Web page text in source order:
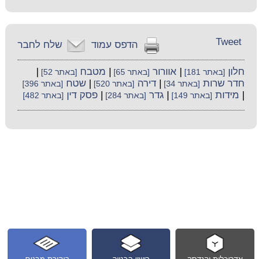
שלח לחבר הדפס עמוד Tweet
חלון [באתר 181] |אוורור [באתר 65] מטבח [באתר 52]
חדר שרות [באתר 34] |דירה [באתר 520] |שטח [באתר 396]
מידות [באתר 149] |גדר [באתר 284] |פסק דין [באתר 482]